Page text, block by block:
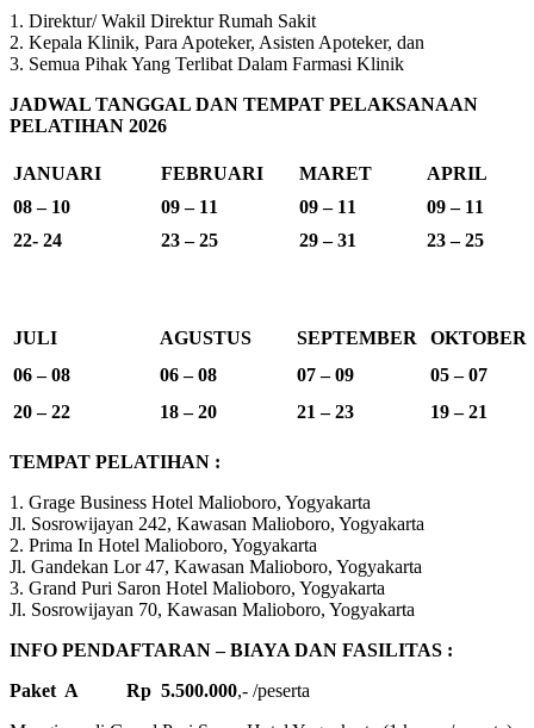
1. Direktur/ Wakil Direktur Rumah Sakit
2. Kepala Klinik, Para Apoteker, Asisten Apoteker, dan
3. Semua Pihak Yang Terlibat Dalam Farmasi Klinik
JADWAL TANGGAL DAN TEMPAT PELAKSANAAN
PELATIHAN 2026
JANUARI FEBRUARI MARET
APRIL
08 – 10
09 – 11 09 – 11
09 – 11
22- 24
23 – 25 29 – 31 23 – 25
JULI AGUSTUS SEPTEMBER
OKTOBER
06 – 08
06 – 08 07 – 09
05 – 07
20 – 22
18 – 20 21 – 23 19 – 21
TEMPAT PELATIHAN :
1. Grage Business Hotel Malioboro, Yogyakarta
Jl. Sosrowijayan 242, Kawasan Malioboro, Yogyakarta
2. Prima In Hotel Malioboro, Yogyakarta
Jl. Gandekan Lor 47, Kawasan Malioboro, Yogyakarta
3. Grand Puri Saron Hotel Malioboro, Yogyakarta
Jl. Sosrowijayan 70, Kawasan Malioboro, Yogyakarta
INFO PENDAFTARAN – BIAYA DAN FASILITAS :
Paket A Rp 5.500.000,- /peserta